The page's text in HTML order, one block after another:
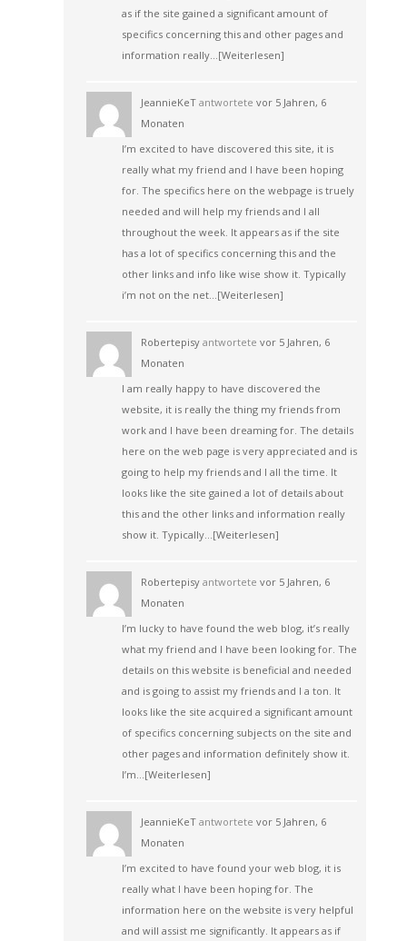
as if the site gained a significant amount of
specifics concerning this and other pages and
information really…[Weiterlesen]
JeannieKeTantwortete vor 5 Jahren, 6
Monaten
I’m excited to have discovered this site, it is
really what my friend and I have been hoping
for. The specifics here on the webpage is truely
needed and will help my friends and I all
throughout the week. It appears as if the site
has a lot of specifics concerning this and the
other links and info like wise show it. Typically
i’m not on the net…[Weiterlesen]
Robertepisyantwortete vor 5 Jahren, 6
Monaten
I am really happy to have discovered the
website, it is really the thing my friends from
work and I have been dreaming for. The details
here on the web page is very appreciated and is
going to help my friends and I all the time. It
looks like the site gained a lot of details about
this and the other links and information really
show it. Typically…[Weiterlesen]
Robertepisyantwortete vor 5 Jahren, 6
Monaten
I’m lucky to have found the web blog, it’s really
what my friend and I have been looking for. The
details on this website is beneficial and needed
and is going to assist my friends and I a ton. It
looks like the site acquired a significant amount
of specifics concerning subjects on the site and
other pages and information definitely show it.
I’m…[Weiterlesen]
JeannieKeTantwortete vor 5 Jahren, 6
Monaten
I’m excited to have found your web blog, it is
really what I have been hoping for. The
information here on the website is very helpful
and will assist me significantly. It appears as if